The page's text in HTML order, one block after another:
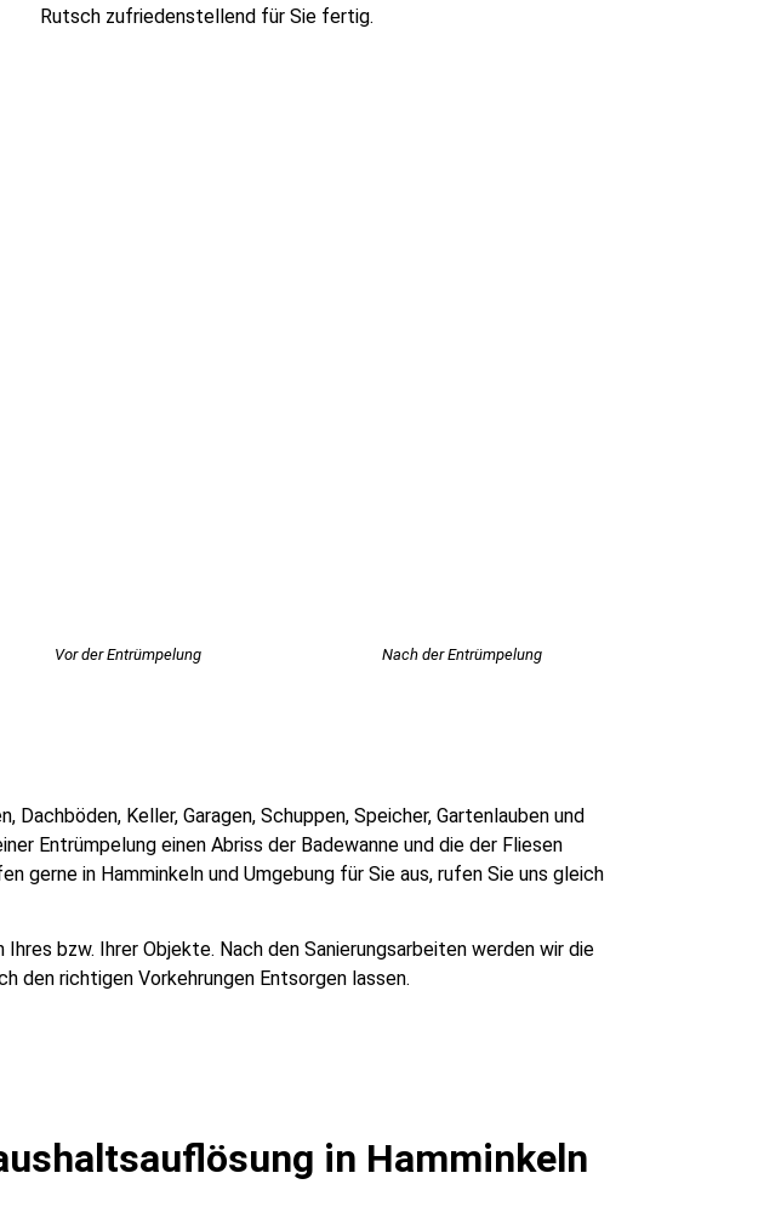
Rutsch zufriedenstellend für Sie fertig.
Vor der Entrümpelung Nach der Entrümpelung
Keller, Garagen, Schuppen, Speicher, Gartenlauben und
Entrümpelung einen Abriss der Badewanne und die der Fliesen
gerne in Hamminkeln und Umgebung für Sie aus, rufen Sie uns gleich
bzw. Ihrer Objekte. Nach den Sanierungsarbeiten werden wir die
den richtigen Vorkehrungen Entsorgen lassen.
in Hamminkeln